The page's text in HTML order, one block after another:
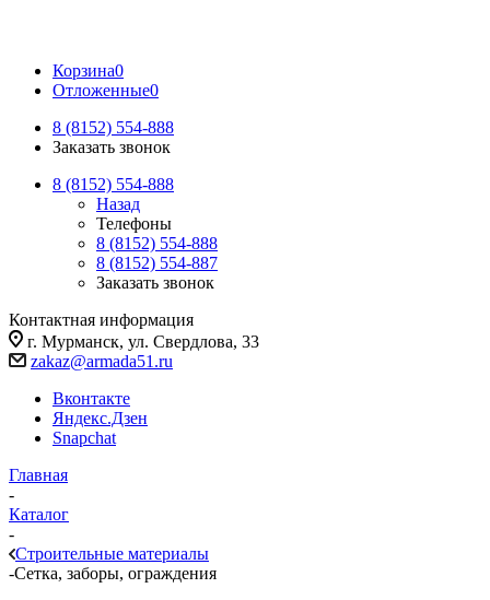
Корзина0
Отложенные0
8 (8152) 554-888
Заказать звонок
8 (8152) 554-888
Назад
Телефоны
8 (8152) 554-888
8 (8152) 554-887
Заказать звонок
Контактная информация
г. Мурманск, ул. Свердлова, 33
zakaz@armada51.ru
Вконтакте
Яндекс.Дзен
Snapchat
Главная
-
Каталог
-
Строительные материалы
-Сетка, заборы, ограждения